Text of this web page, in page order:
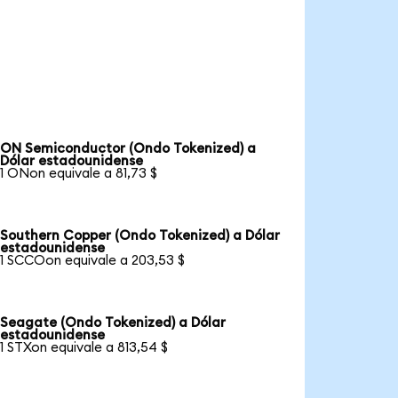
ON Semiconductor (Ondo Tokenized) a
Dólar estadounidense
1 ONon equivale a 81,73 $
Southern Copper (Ondo Tokenized) a Dólar
estadounidense
1 SCCOon equivale a 203,53 $
Seagate (Ondo Tokenized) a Dólar
estadounidense
1 STXon equivale a 813,54 $